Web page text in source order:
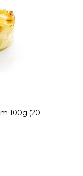
100g (20